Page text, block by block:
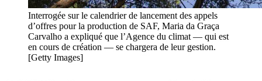
Interrogée sur le calendrier de lancement des appels
d’offres pour la production de SAF, Maria da Graça
Carvalho a expliqué que l’Agence du climat — qui est
en cours de création — se chargera de leur gestion.
[Getty Images]